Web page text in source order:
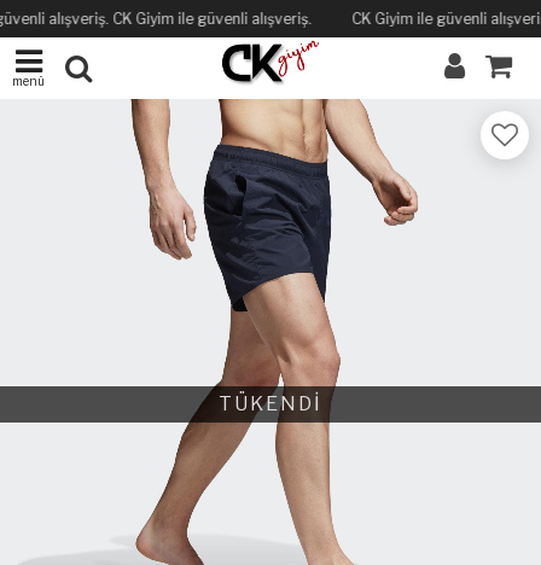
alışveriş. CK Giyim ile güvenli alışveriş. CK Giyim ile güvenli
menü
TÜKENDİ